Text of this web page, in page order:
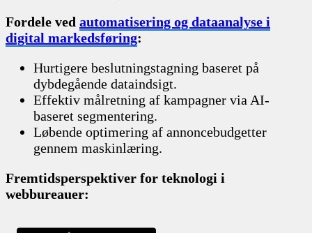
Fordele ved automatisering og dataanalyse i
digital markedsføring:
Hurtigere beslutningstagning baseret på
dybdegående dataindsigt.
Effektiv målretning af kampagner via AI-
baseret segmentering.
Løbende optimering af annoncebudgetter
gennem maskinlæring.
Fremtidsperspektiver for teknologi i
webbureauer: